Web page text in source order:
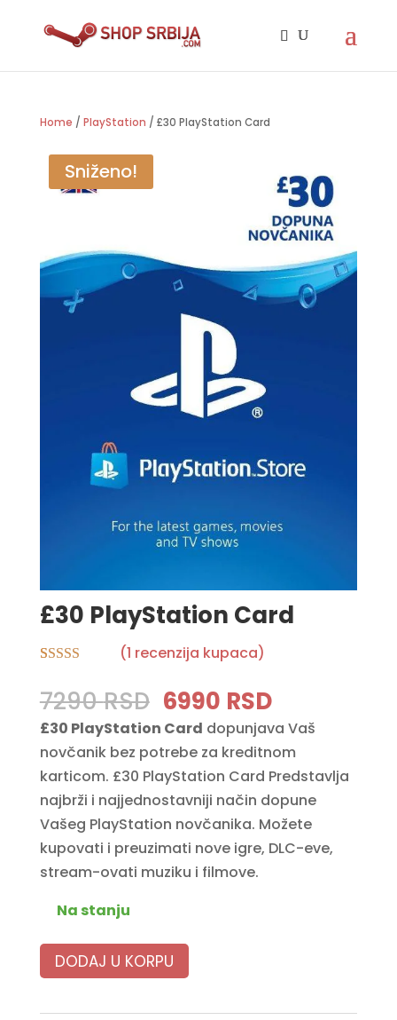
Home / PlayStation / £30 PlayStation Card
Sniženo!
£30 PlayStation Card
out of 5
based on
rating
(1 recenzija kupaca)
7290RSD Original
price
was:
7290 RSD.
6990 RSDCurrent
price
is:
6990 RSD.
£30 PlayStation Card dopunjava Vaš
novčanik bez potrebe za kreditnom
karticom. £30 PlayStation Card Predstavlja
najbrži i najjednostavniji način dopune
Vašeg PlayStation novčanika. Možete
kupovati i preuzimati nove igre, DLC-eve,
stream-ovati muziku i filmove.
Na stanju
DODAJ U KORPU